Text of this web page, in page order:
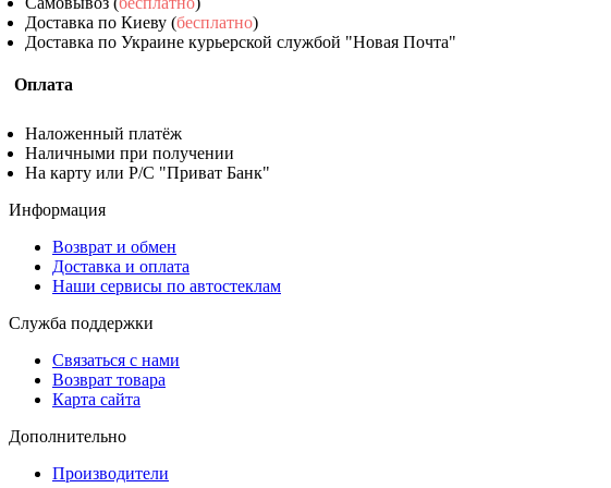
Доставка по Киеву (бесплатно)
Доставка по Украине курьерской службой "Новая Почта"
Оплата
Наложенный платёж
Наличными при получении
На карту или Р/С "Приват Банк"
Информация
Возврат и обмен
Доставка и оплата
Наши сервисы по автостеклам
Служба поддержки
Связаться с нами
Возврат товара
Карта сайта
Дополнительно
Производители